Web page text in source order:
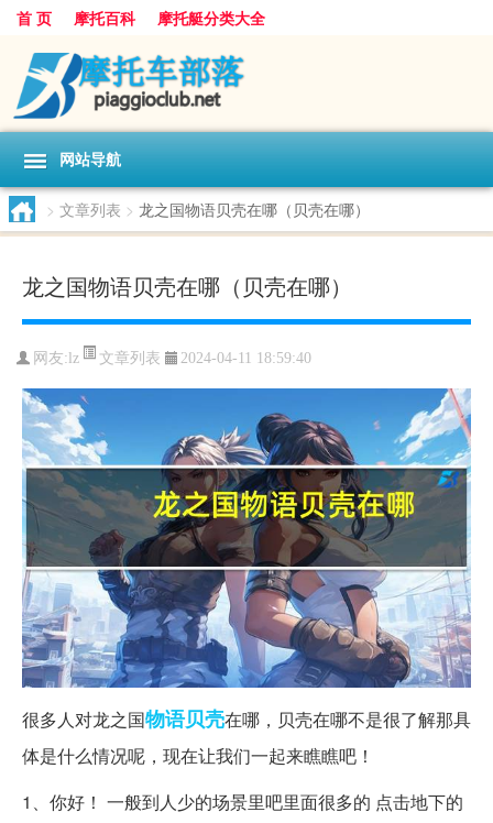
首 页 摩托百科 摩托艇分类大全
网站导航
> 文章列表 > 龙之国物语贝壳在哪（贝壳在哪）
龙之国物语贝壳在哪（贝壳在哪）
网友: lz 文章列表 2024-04-11 18:59:40
很多人对龙之国物语贝壳在哪，贝壳在哪不是很了解那具
体是什么情况呢，现在让我们一起来瞧瞧吧！
1、你好！ 一般到人少的场景里吧里面很多的 点击地下的